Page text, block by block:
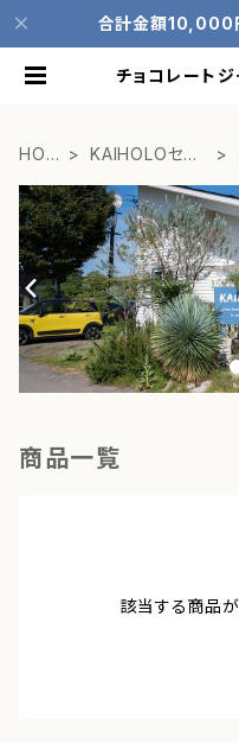
合計金額10,000
チョコレート
HOM
KAIHOLOセレ
商品一覧
該当する商品が